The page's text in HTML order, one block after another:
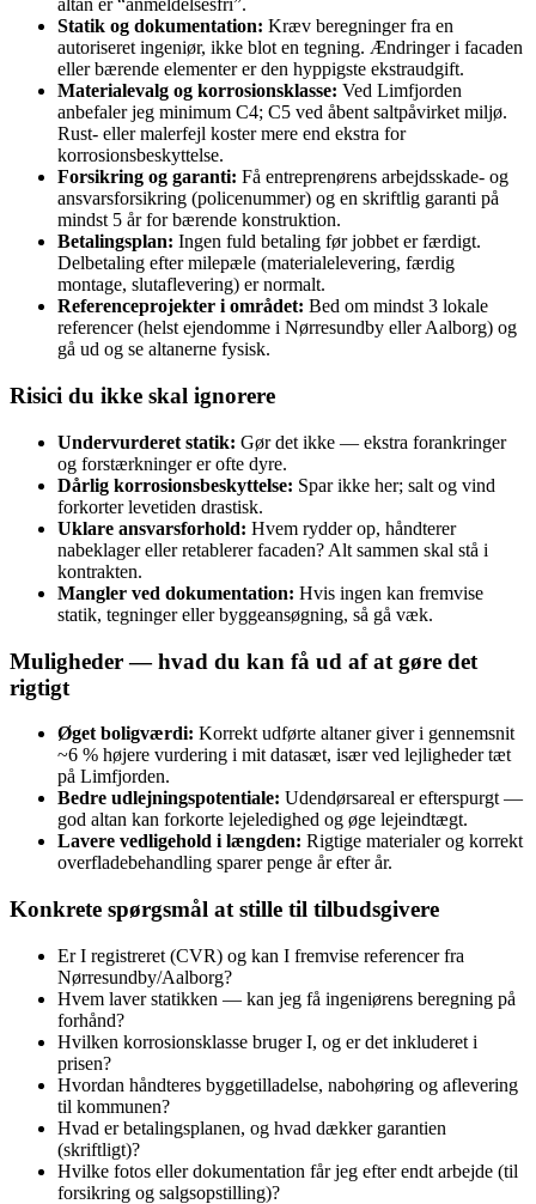
altan er “anmeldelsesfri”.
Statik og dokumentation: Kræv beregninger fra en
autoriseret ingeniør, ikke blot en tegning. Ændringer i facaden
eller bærende elementer er den hyppigste ekstraudgift.
Materialevalg og korrosionsklasse: Ved Limfjorden
anbefaler jeg minimum C4; C5 ved åbent saltpåvirket miljø.
Rust- eller malerfejl koster mere end ekstra for
korrosionsbeskyttelse.
Forsikring og garanti: Få entreprenørens arbejdsskade- og
ansvarsforsikring (policenummer) og en skriftlig garanti på
mindst 5 år for bærende konstruktion.
Betalingsplan: Ingen fuld betaling før jobbet er færdigt.
Delbetaling efter milepæle (materialelevering, færdig
montage, slutaflevering) er normalt.
Referenceprojekter i området: Bed om mindst 3 lokale
referencer (helst ejendomme i Nørresundby eller Aalborg) og
gå ud og se altanerne fysisk.
Risici du ikke skal ignorere
Undervurderet statik: Gør det ikke — ekstra forankringer
og forstærkninger er ofte dyre.
Dårlig korrosionsbeskyttelse: Spar ikke her; salt og vind
forkorter levetiden drastisk.
Uklare ansvarsforhold: Hvem rydder op, håndterer
nabeklager eller retablerer facaden? Alt sammen skal stå i
kontrakten.
Mangler ved dokumentation: Hvis ingen kan fremvise
statik, tegninger eller byggeansøgning, så gå væk.
Muligheder — hvad du kan få ud af at gøre det
rigtigt
Øget boligværdi: Korrekt udførte altaner giver i gennemsnit
~6 % højere vurdering i mit datasæt, især ved lejligheder tæt
på Limfjorden.
Bedre udlejningspotentiale: Udendørsareal er efterspurgt —
god altan kan forkorte lejeledighed og øge lejeindtægt.
Lavere vedligehold i længden: Rigtige materialer og korrekt
overfladebehandling sparer penge år efter år.
Konkrete spørgsmål at stille til tilbudsgivere
Er I registreret (CVR) og kan I fremvise referencer fra
Nørresundby/Aalborg?
Hvem laver statikken — kan jeg få ingeniørens beregning på
forhånd?
Hvilken korrosionsklasse bruger I, og er det inkluderet i
prisen?
Hvordan håndteres byggetilladelse, nabohøring og aflevering
til kommunen?
Hvad er betalingsplanen, og hvad dækker garantien
(skriftligt)?
Hvilke fotos eller dokumentation får jeg efter endt arbejde (til
forsikring og salgsopstilling)?